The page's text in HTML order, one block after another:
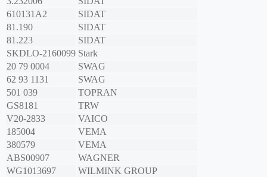
610131A2
SIDAT
81.190
SIDAT
81.223
SIDAT
SKDLO-2160099 Stark
20 79 0004
SWAG
62 93 1131
SWAG
501 039
TOPRAN
GS8181
TRW
V20-2833
VAICO
185004
VEMA
380579
VEMA
ABS00907
WAGNER
WG1013697
WILMINK GROUP